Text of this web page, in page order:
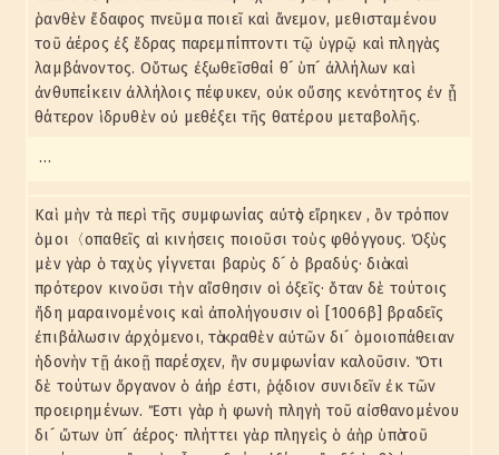
ῥανθὲν ἔδαφος πνεῦμα ποιεῖ καὶ ἄνεμον, μεθισταμένου
τοῦ ἀέρος ἐξ ἕδρας παρεμπίπτοντι τῷ ὑγρῷ καὶ πληγὰς
λαμβάνοντος. Οὕτως ἐξωθεῖσθαί θ´ ὑπ´ ἀλλήλων καὶ
ἀνθυπείκειν ἀλλήλοις πέφυκεν, οὐκ οὔσης κενότητος ἐν ᾗ
θάτερον ἱδρυθὲν οὐ μεθέξει τῆς θατέρου μεταβολῆς.
…
Καὶ μὴν τὰ περὶ τῆς συμφωνίας αὐτὸς εἴρηκεν , ὃν τρόπον
ὁμοι〈οπαθεῖς αἱ κινήσεις ποιοῦσι τοὺς φθόγγους. Ὀξὺς
μὲν γὰρ ὁ ταχὺς γίγνεται βαρὺς δ´ ὁ βραδύς· διὸ καὶ
πρότερον κινοῦσι τὴν αἴσθησιν οἱ ὀξεῖς· ὅταν δὲ τούτοις
ἤδη μαραινομένοις καὶ ἀπολήγουσιν οἱ [1006β] βραδεῖς
ἐπιβάλωσιν ἀρχόμενοι, τὸ κραθὲν αὐτῶν δι´ ὁμοιοπάθειαν
ἡδονὴν τῇ ἀκοῇ παρέσχεν, ἣν συμφωνίαν καλοῦσιν. Ὅτι
δὲ τούτων ὄργανον ὁ ἀήρ ἐστι, ῥᾴδιον συνιδεῖν ἐκ τῶν
προειρημένων. Ἔστι γὰρ ἡ φωνὴ πληγὴ τοῦ αἰσθανομένου
δι´ ὤτων ὑπ´ ἀέρος· πλήττει γὰρ πληγεὶς ὁ ἀὴρ ὑπὸ τοῦ